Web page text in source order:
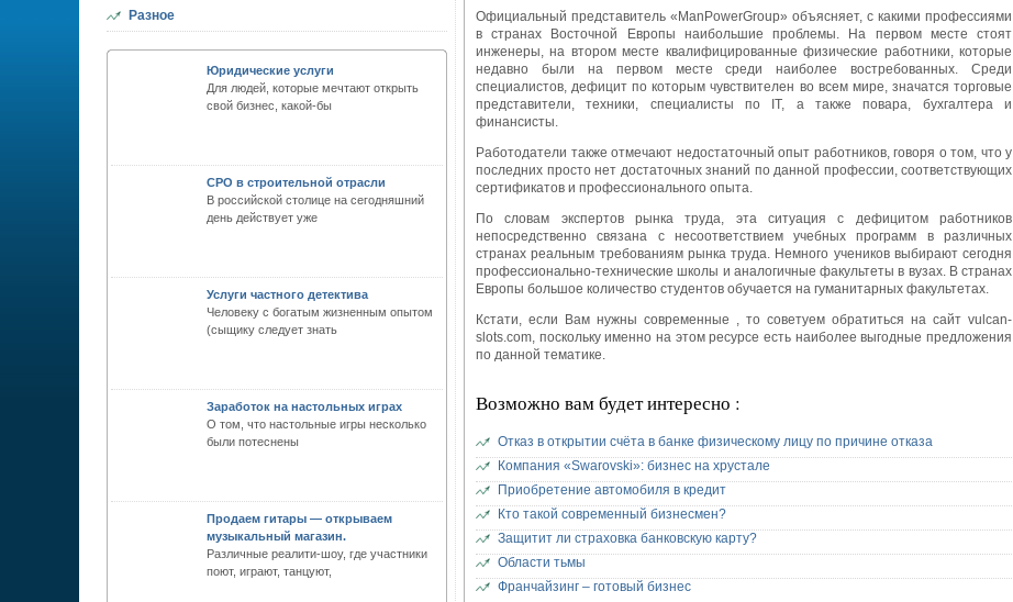
Разное
Юридические услуги
Для людей, которые мечтают открыть
свой бизнес, какой-бы
СРО в строительной отрасли
В российской столице на сегодняшний
день действует уже
Услуги частного детектива
Человеку с богатым жизненным опытом
(сыщику следует знать
Заработок на настольных играх
О том, что настольные игры несколько
были потеснены
Продаем гитары — открываем
музыкальный магазин.
Различные реалити-шоу, где участники
поют, играют, танцуют,
Официальный представитель «ManPowerGroup» объясняет, с какими профессиями
в странах Восточной Европы наибольшие проблемы. На первом месте стоят
инженеры, на втором месте квалифицированные физические работники, которые
недавно были на первом месте среди наиболее востребованных. Среди
специалистов, дефицит по которым чувствителен во всем мире, значатся торговые
представители, техники, специалисты по IT, а также повара, бухгалтера и
финансисты.
Работодатели также отмечают недостаточный опыт работников, говоря о том, что у
последних просто нет достаточных знаний по данной профессии, соответствующих
сертификатов и профессионального опыта.
По словам экспертов рынка труда, эта ситуация с дефицитом работников
непосредственно связана с несоответствием учебных программ в различных
странах реальным требованиям рынка труда. Немного учеников выбирают сегодня
профессионально-технические школы и аналогичные факультеты в вузах. В странах
Европы большое количество студентов обучается на гуманитарных факультетах.
Кстати, если Вам нужны современные , то советуем обратиться на сайт vulcan-
slots.com, поскольку именно на этом ресурсе есть наиболее выгодные предложения
по данной тематике.
Возможно вам будет интересно :
Отказ в открытии счёта в банке физическому лицу по причине отказа
Компания «Swarovski»: бизнес на хрустале
Приобретение автомобиля в кредит
Кто такой современный бизнесмен?
Защитит ли страховка банковскую карту?
Области тьмы
Франчайзинг – готовый бизнес